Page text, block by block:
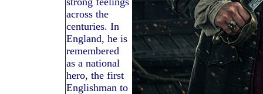
across the
centuries. In
England, he is
remembered
as a national
hero, the first
Englishman to